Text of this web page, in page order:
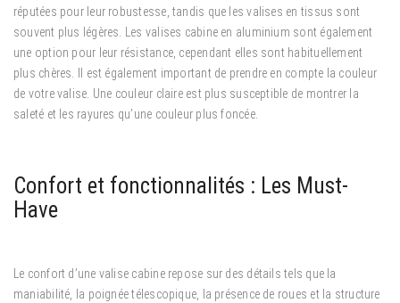
réputées pour leur robustesse, tandis que les valises en tissus sont
souvent plus légères. Les valises cabine en aluminium sont également
une option pour leur résistance, cependant elles sont habituellement
plus chères. Il est également important de prendre en compte la couleur
de votre valise. Une couleur claire est plus susceptible de montrer la
saleté et les rayures qu’une couleur plus foncée.
Confort et fonctionnalités : Les Must-
Have
Le confort d’une valise cabine repose sur des détails tels que la
maniabilité, la poignée télescopique, la présence de roues et la structure